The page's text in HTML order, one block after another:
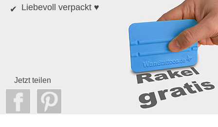
Liebevoll verpackt ♥
Jetzt teilen